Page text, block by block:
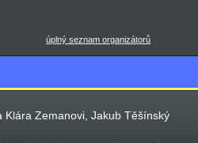
úplný seznam organizátorů
Zemanovi, Jakub Těšínský